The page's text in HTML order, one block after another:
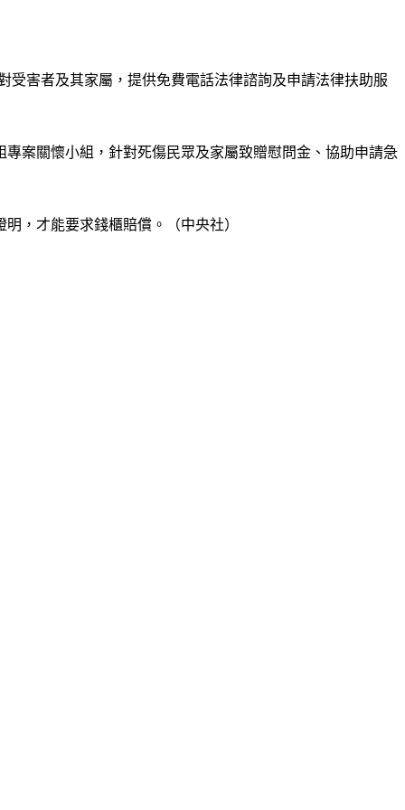
受害者及其家屬，提供免費電話法律諮詢及申請法律扶助服
案關懷小組，針對死傷民眾及家屬致贈慰問金、協助申請急
，才能要求錢櫃賠償。（中央社）